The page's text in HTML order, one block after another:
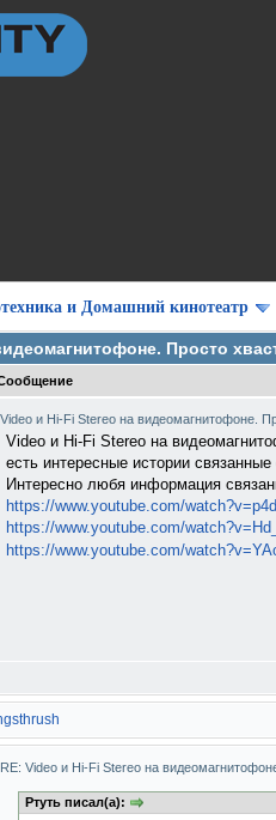
и Домашний кинотеатр
Просто
Video и Hi-Fi Stereo на видеомагнитофоне.
Video и Hi-Fi Stereo на
есть интересные истории
Интересно любя информация
https://www.youtube.com/
https://www.youtube.com/
https://www.youtube.com/
RE: Video и Hi-Fi Stereo на
Ртуть писал(а):